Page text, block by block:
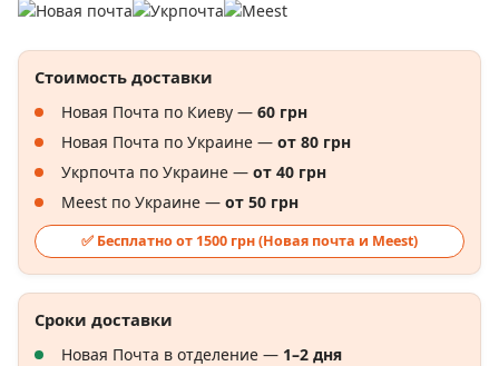
Стоимость доставки
Новая Почта по Киеву — 60 грн
Новая Почта по Украине — от 80 грн
Укрпочта по Украине — от 40 грн
Meest по Украине — от 50 грн
✅ Бесплатно от 1500 грн (Новая почта и Meest)
Сроки доставки
Новая Почта в отделение — 1–2 дня